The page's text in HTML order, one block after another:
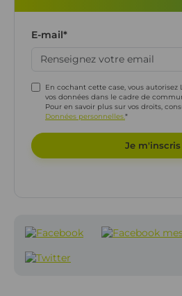
E-mail*
En cochant cette case, vous
vos données dans le cadre de
Pour en savoir plus sur vos droits,
Données personnelles.*